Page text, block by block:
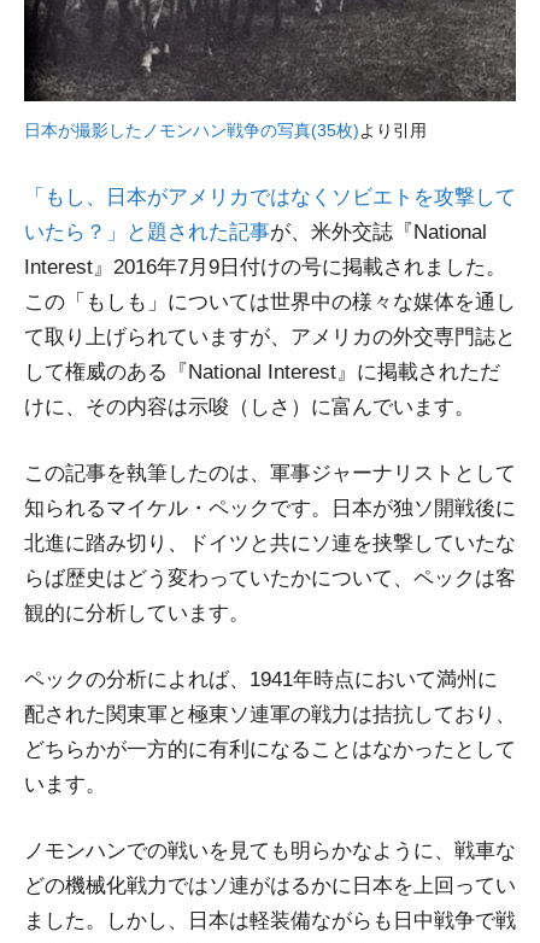
日本が撮影したノモンハン戦争の写真(35枚)より引用
「もし、日本がアメリカではなくソビエトを攻撃して
いたら？」と題された記事が、米外交誌『National
Interest』2016年7月9日付けの号に掲載されました。
この「もしも」については世界中の様々な媒体を通し
て取り上げられていますが、アメリカの外交専門誌と
して権威のある『National Interest』に掲載されただ
けに、その内容は示唆（しさ）に富んでいます。
この記事を執筆したのは、軍事ジャーナリストとして
知られるマイケル・ペックです。日本が独ソ開戦後に
北進に踏み切り、ドイツと共にソ連を挟撃していたな
らば歴史はどう変わっていたかについて、ペックは客
観的に分析しています。
ペックの分析によれば、1941年時点において満州に
配された関東軍と極東ソ連軍の戦力は拮抗しており、
どちらかが一方的に有利になることはなかったとして
います。
ノモンハンでの戦いを見ても明らかなように、戦車な
どの機械化戦力ではソ連がはるかに日本を上回ってい
ました。しかし、日本は軽装備ながらも日中戦争で戦